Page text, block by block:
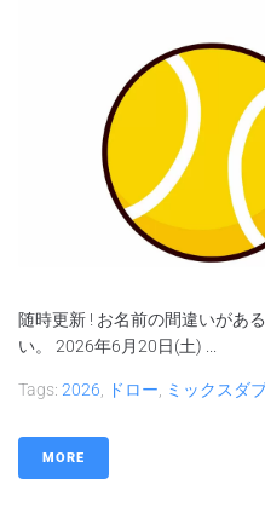
随時更新 ! お名前の間違いがあ
い。 2026年6月20日(土) ...
Tags: 2026 ドロー ミックスダ
MORE